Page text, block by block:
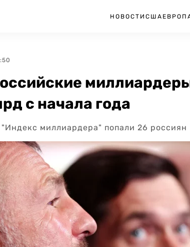
НОВОСТИ США
с начала года
миллиардера" попали 26 россиян